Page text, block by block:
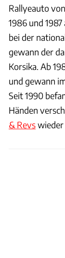
Rallyeauto
1986 und
bei der
gewann der
Korsika. Ab
und gewann
Seit 1990
Händen
& Revswieder